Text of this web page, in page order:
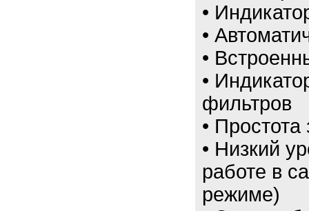
•
•
•
•
фильтров
•
• Низкий
работе в
режиме)